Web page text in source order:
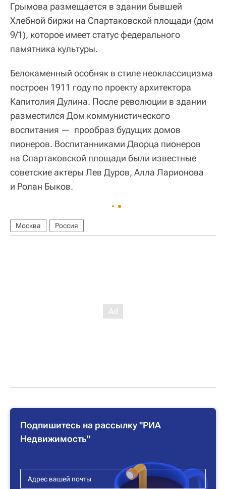
Грымова размещается в здании бывшей
Хлебной биржи на Спартаковской площади (дом
9/1), которое имеет статус федерального
памятника культуры.
Белокаменный особняк в стиле неоклассицизма
построен 1911 году по проекту архитектора
Капитолия Дулина. После революции в здании
разместился Дом коммунистического
воспитания — прообраз будущих домов
пионеров. Воспитанниками Дворца пионеров
на Спартаковской площади были известные
советские актеры Лев Дуров, Алла Ларионова
и Ролан Быков.
Москва Россия
Подпишитесь на рассылку "РИА
Недвижимость"